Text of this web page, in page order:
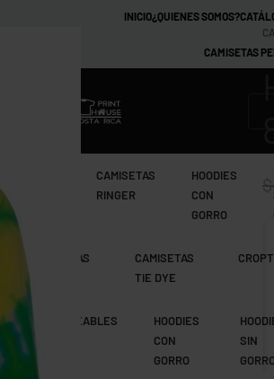
INICIO¿QUIENES SOMOS?
CAMISETAS
RAGLAN
CAMISETAS
RINGER
HOODIES
CON
GORRO
CAMISETAS
CAMISETAS
TIE DYE
IMPERMEABLES
HOODIES
CON
GORRO
SIN
GORRO